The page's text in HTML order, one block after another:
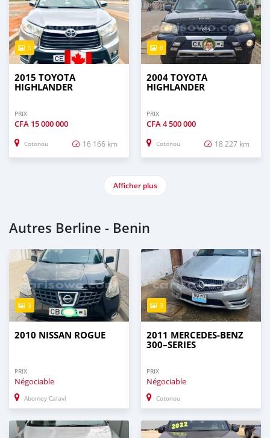
5
2015 TOYOTA
HIGHLANDER
PRIX
CFA 15 000 000
Cotonou 16 166 km
8
2004 TOYOTA
HIGHLANDER
PRIX
CFA4 500 000
Cotonou 18 227 km
Afficher plus
Autres Berline - Benin
3
2010 NISSAN ROGUE
PRIX
Négociable
Abomey Calavi
3
2011 MERCEDES-BENZ
300–SERIES
PRIX
Négociable
Cotonou